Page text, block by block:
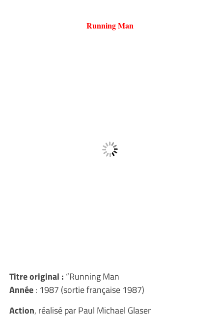
Running Man
Titre original : “Running Man
Année: 1987 (sortie française 1987)
Action, réalisé par Paul Michael Glaser